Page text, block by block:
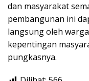
dan masyarakat
pembangunan ini
langsung oleh
kepentingan
pungkasnya.